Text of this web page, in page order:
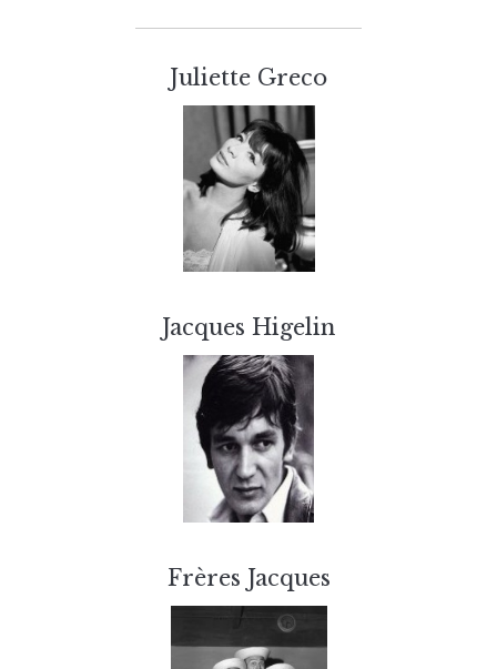
Juliette Greco
Jacques Higelin
Frères Jacques